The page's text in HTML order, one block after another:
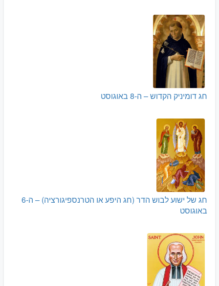
חג דומיניק הקדוש – ה-8 באוגוסט
חג של ישוע לבוש הדר (חג היפע או הטרנספיגורציה) – ה-6
באוגוסט